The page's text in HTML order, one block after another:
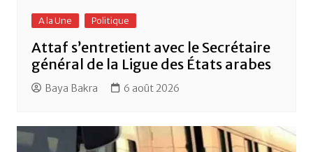
A la Une Politique
Attaf s’entretient avec le Secrétaire
général de la Ligue des États arabes
Baya Bakra 6 août 2026